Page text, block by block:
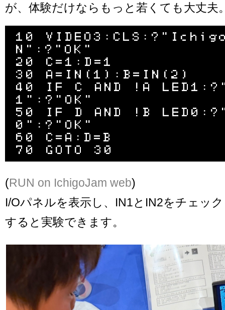
が、体験だけならもっと若くても大丈夫
10
N":?"OK"
20 C=1:D=1
30 A=IN(1):B=IN(2)
40 IF C AND !A
1":?"OK"
50 IF D AND !B
0":?"OK"
60 C=A:D=B
(RUN on IchigoJam web)
I/Oパネルを表示し、IN1とIN2をチェッ
すると実験できます。